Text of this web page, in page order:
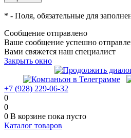
* - Поля, обязательные для
Сообщение отправлено
Ваше сообщение успешно
Вами свяжется наш специалист
Закрыть окно
+7 (928) 229-06-32
0
0
0 В корзине пока пусто
Каталог товаров